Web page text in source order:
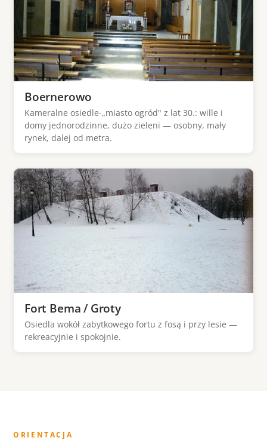
Boernerowo
Kameralne osiedle-„miasto ogród" z lat 30.: wille i
domy jednorodzinne, dużo zieleni — osobny, mały
rynek, dalej od metra.
Fort Bema / Groty
Osiedla wokół zabytkowego fortu z fosą i przy lesie —
rekreacyjnie i spokojnie.
ORIENTACJA